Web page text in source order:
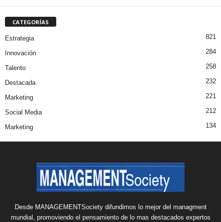
CATEGORÍAS
Estrategia 821
Innovación 284
Talento 258
Destacada 232
Marketing 221
Social Media 212
Marketing 134
Desde MANAGEMENTSociety difundimos lo mejor del managment
mundial, promoviendo el pensamiento de lo mas destacados expertos